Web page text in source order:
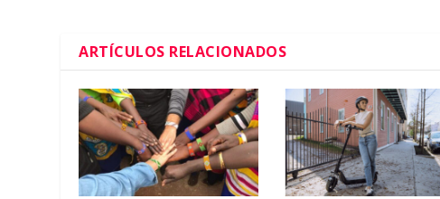
ARTÍCULOS RELACIONADOS